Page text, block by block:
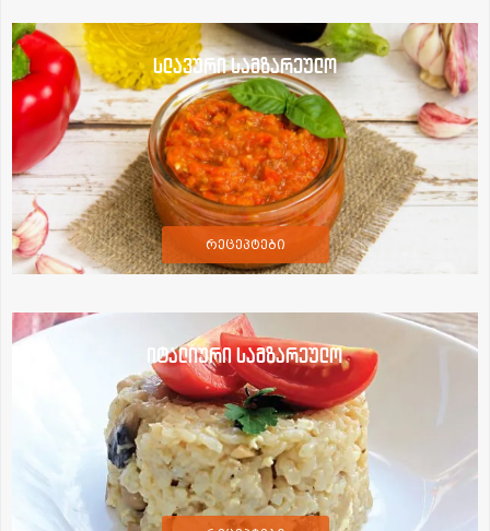
სლავური სამზარეულო
რეცეპტები
იტალიური სამზარეულო